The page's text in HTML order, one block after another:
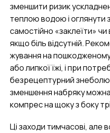
зменшити ризик
теплою водою і оглянути
самостійно «заклеїти» чи
якщо біль відсутній.
жування на
або липкої їжі, і при
безрецептурний
зменшення набряку
компрес на щоку з боку
Ці заходи тимчасові, але